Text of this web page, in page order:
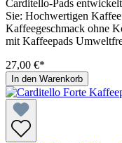
Carditello-Pads
Sie: Hochwertigen
Kaffeegeschmack ohne
mit Kaffeepads
27,00 €*
In den Warenkorb